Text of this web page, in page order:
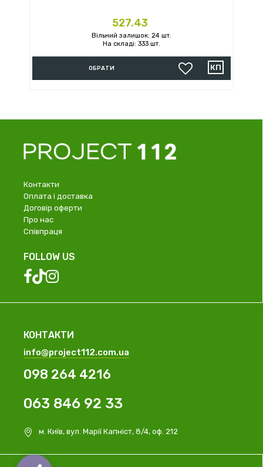
Ціна
527.43
Вільний залишок: 24 шт.
На складі: 333 шт.
ОБРАТИ
Контакти
Оплата і доставка
Договір оферти
Про нас
Співпраця
FOLLOW US
КОНТАКТИ
info@project112.com.ua
098 264 4216
063 846 92 33
м. Київ, вул. Марії Капніст, 8/4, оф. 212